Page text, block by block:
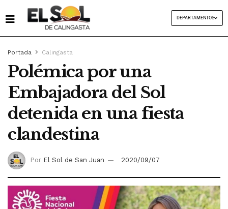
DEPARTAMENTOS
Portada Calingasta
Polémica por una
Embajadora del Sol
detenida en una fiesta
clandestina
Por El Sol de San Juan 2020/09/07